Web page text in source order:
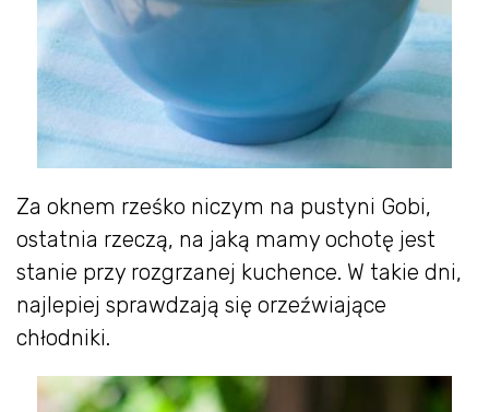
Za oknem rześko niczym na pustyni Gobi,
ostatnia rzeczą, na jaką mamy ochotę jest
stanie przy rozgrzanej kuchence. W takie dni,
najlepiej sprawdzają się orzeźwiające
chłodniki.